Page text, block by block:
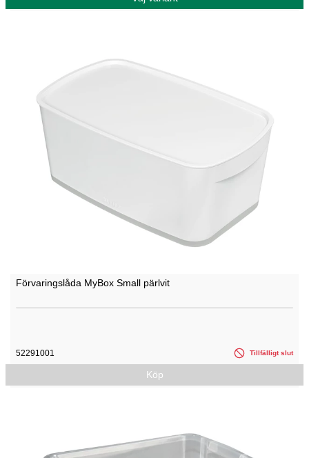
Förvaringslåda MyBox Small pärlvit
52291001 Tillfälligt slut
Köp